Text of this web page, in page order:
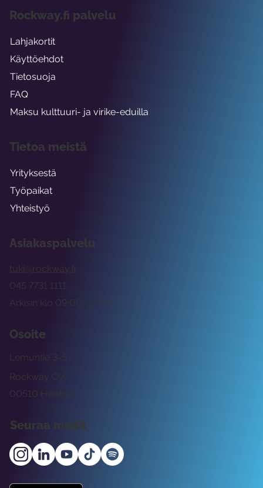
Asiakaspalvelu
tuki@rockway.fi
Arkisin klo 09:00 -15:00
045 7731 1111
Osoite
Rockway Oy
Lemuntie 3-5
00510 Helsinki
Seuraa meitä
Rockway.fi palvelu
Lahjakortit
Käyttöehdot
Tietosuoja
FAQ
Maksu kulttuuri- ja virike-eduilla
Tietoa meistä
Yrityksestä
Työpaikat
Yhteistyö